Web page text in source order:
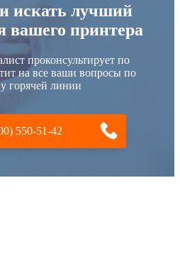
искать лучший
вашего принтера
проконсультирует по
на все ваши вопросы по
горячей линии
550-51-42